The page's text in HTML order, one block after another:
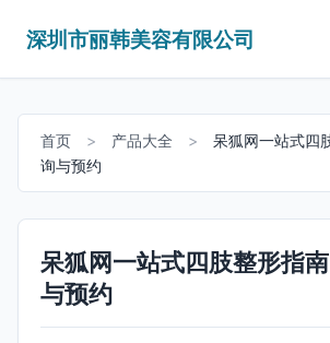
深圳市丽韩美容有限公司
首页 > 产品大全 >
呆狐网一站式四
询与预约
呆狐网一站式四肢整形指
与预约